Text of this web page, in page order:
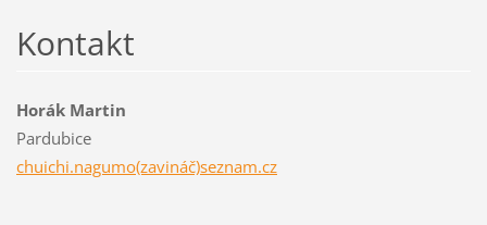
Kontakt
Horák Martin
Pardubice
chuichi.nagumo(zavináč)seznam.cz